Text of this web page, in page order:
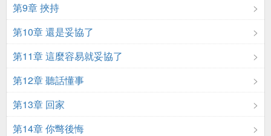
第9章 挾持
第10章 還是妥協了
第11章 這麼容易就妥協了
第12章 聽話懂事
第13章 回家
第14章 你彆後悔